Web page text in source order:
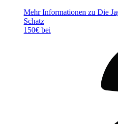
Mehr Informationen zu Die
Schatz
150€ bei